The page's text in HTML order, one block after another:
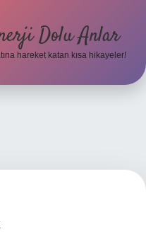
Dolu Anlar
hareket katan kısa hikayeler!